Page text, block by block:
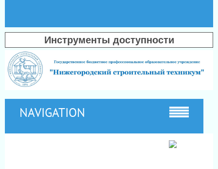
Инструменты доступности
NAVIGATION